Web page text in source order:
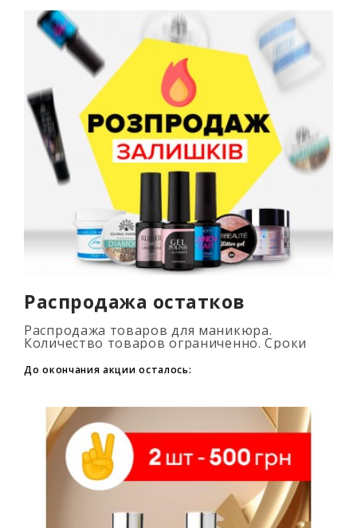
Распродажа остатков
Распродажа товаров для маникюра.
Количество товаров ограниченно. Сроки
промоакции смотри на таймере...
До окончания акции осталось: